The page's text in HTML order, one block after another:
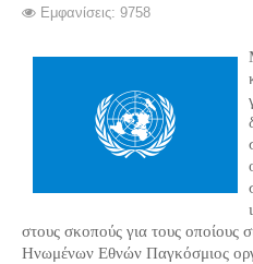
Εμφανίσεις: 9758
στους σκοπούς για τους οποίους
Ηνωμένων Εθνών Παγκόσμιος